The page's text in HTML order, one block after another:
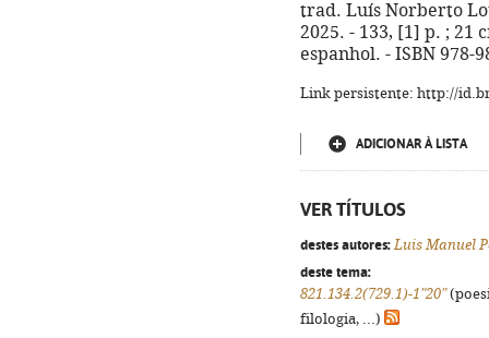
trad. Luís Norberto
2025. - 133, [1] p. ; 21
espanhol. - ISBN 978-
Link persistente: http://
ADICIONAR À LISTA
VER TÍTULOS
destes autores: Luis Manuel
deste tema:
821.134.2(729.1)-1"20"
filologia, ...)